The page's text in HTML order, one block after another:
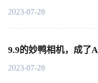
2023-07-28
9.9的妙鸭相机，成了
2023-07-28